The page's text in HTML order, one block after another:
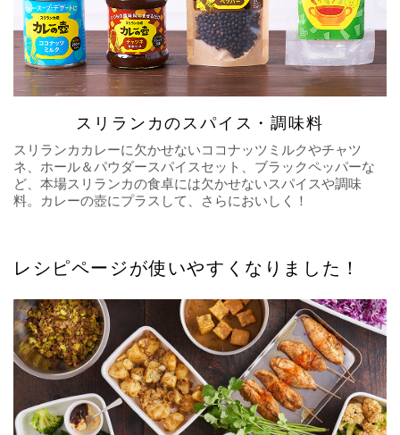
スリランカのスパイス・調味料
スリランカカレーに欠かせないココナッツミルクやチャツ
ネ、ホール＆パウダースパイスセット、ブラックペッパーな
ど、本場スリランカの食卓には欠かせないスパイスや調味
料。カレーの壺にプラスして、さらにおいしく！
レシピページが使いやすくなりました！